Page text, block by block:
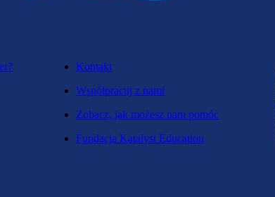
Kontakt
Współpracuj z nami
Zobacz, jak możesz nam pomóc
Fundacja Katalyst Education